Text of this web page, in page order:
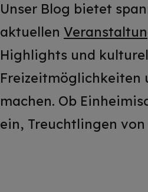
Unser Blog bietet
aktuellen
Highlights und
Freizeitmöglichkeiten
machen. Ob
ein, Treuchtlingen